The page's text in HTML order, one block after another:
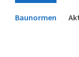
Baunormen